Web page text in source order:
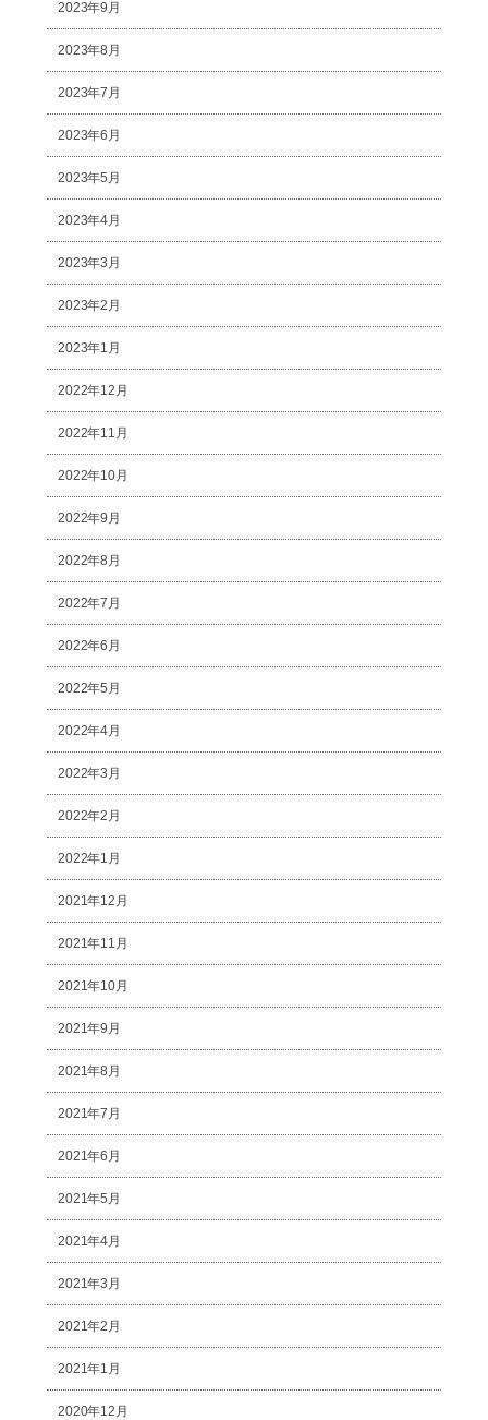
2023年9月
2023年8月
2023年7月
2023年6月
2023年5月
2023年4月
2023年3月
2023年2月
2023年1月
2022年12月
2022年11月
2022年10月
2022年9月
2022年8月
2022年7月
2022年6月
2022年5月
2022年4月
2022年3月
2022年2月
2022年1月
2021年12月
2021年11月
2021年10月
2021年9月
2021年8月
2021年7月
2021年6月
2021年5月
2021年4月
2021年3月
2021年2月
2021年1月
2020年12月